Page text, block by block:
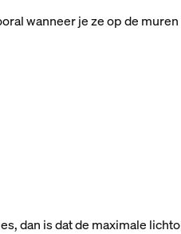
wanneer je ze op de
dan is dat de maximale